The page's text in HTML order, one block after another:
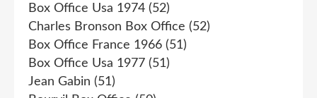
Box Office Usa 1974 (52)
Charles Bronson Box Office (52)
Box Office France 1966 (51)
Box Office Usa 1977 (51)
Jean Gabin (51)